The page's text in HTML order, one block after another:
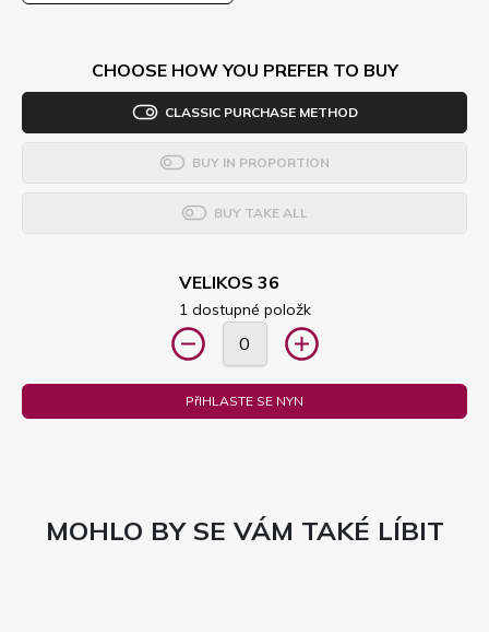
CHOOSE HOW YOU PREFER TO BUY
CLASSIC PURCHASE METHOD
BUY IN PROPORTION
BUY TAKE ALL
VELIKOS 36
1 dostupné položk
PřIHLASTE SE NYN
MOHLO BY SE VÁM TAKÉ LÍBIT